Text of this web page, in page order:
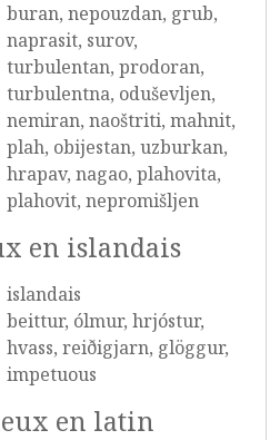
buran, nepouzdan, grub,
naprasit, surov,
turbulentan, prodoran,
turbulentna, oduševljen,
nemiran, naoštriti, mahnit,
plah, obijestan, uzburkan,
hrapav, nagao, plahovita,
plahovit, nepromišljen
en islandais
islandais
beittur, ólmur, hrjóstur,
hvass, reiðigjarn, glöggur,
impetuous
en latin